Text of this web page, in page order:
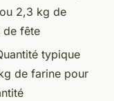
2,3 kg de
de fête
typique
de farine pour